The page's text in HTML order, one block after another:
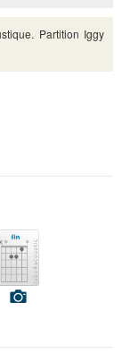
Partition Iggy